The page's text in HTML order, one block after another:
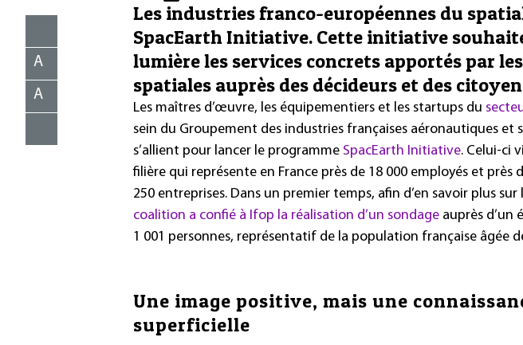
A
A
Les industries franco-européennes du
SpacEarth Initiative. Cette initiative
lumière les services concrets apportés par
spatiales auprès des décideurs et des
Les maîtres d’œuvre, les équipementiers et les startups du
sein du Groupement des industries françaises aéronautiques et
s’allient pour lancer le programme SpacEarth Initiative. Celui-ci
filière qui représente en France près de 18 000 employés et près
250 entreprises. Dans un premier temps, afin d’en savoir plus sur
coalition a confié à Ifop la réalisation d’un sondage auprès d’un
1 001 personnes, représentatif de la population française âgée
Une image positive, mais une
superficielle